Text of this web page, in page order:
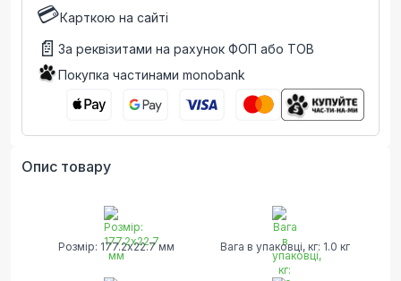
💳Карткою на сайті
📄 За реквізитами на рахунок ФОП або ТОВ
Покупка частинами monobank
Опис товару
Розмір: 177.2х22.7 мм Вага в упаковці, кг: 1.0 кг